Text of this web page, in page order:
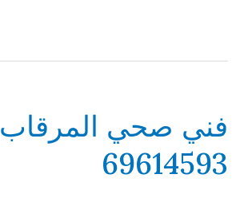
فني صحي المرقاب
69614593